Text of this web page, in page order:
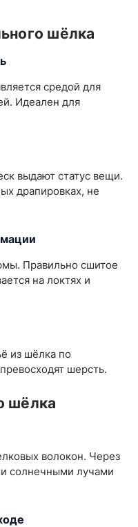
шёлка
средой для
Идеален для
выдают статус вещи.
драпировках, не
Правильно сшитое
на локтях и
из шёлка по
шерсть.
шёлка
волокон. Через
солнечными лучами